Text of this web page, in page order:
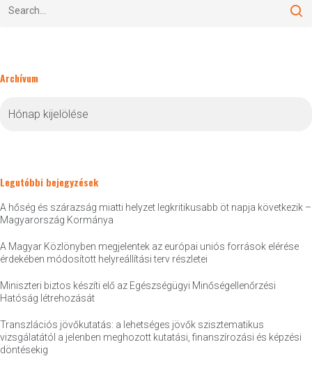
Archívum
Legutóbbi bejegyzések
A hőség és szárazság miatti helyzet legkritikusabb öt napja következik –
Magyarország Kormánya
A Magyar Közlönyben megjelentek az európai uniós források elérése
érdekében módosított helyreállítási terv részletei
Miniszteri biztos készíti elő az Egészségügyi Minőségellenőrzési
Hatóság létrehozását
Transzlációs jövőkutatás: a lehetséges jövők szisztematikus
vizsgálatától a jelenben meghozott kutatási, finanszírozási és képzési
döntésekig